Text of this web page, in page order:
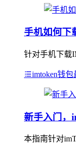
手机如何下
针对手机下载
imtoken钱
新手入门，
本指南针对